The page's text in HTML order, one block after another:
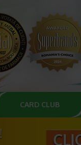
CARD CLUB